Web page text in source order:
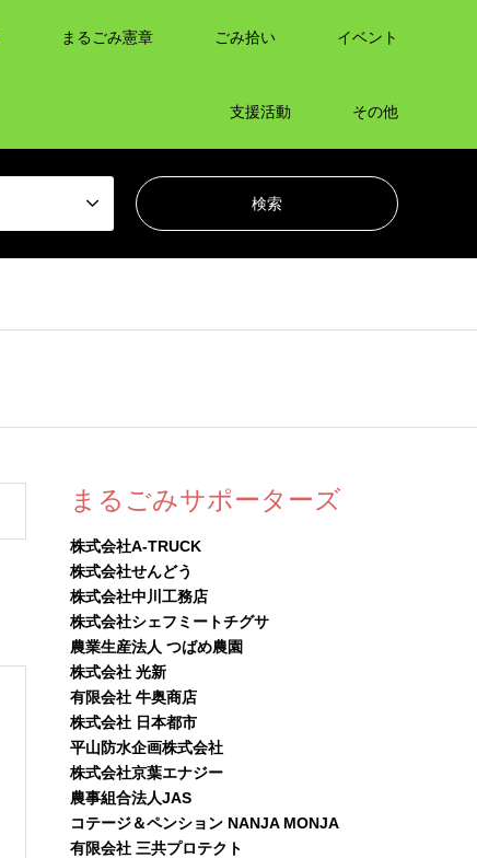
まるごみ憲章 ごみ拾い イベント
支援活動 その他
まるごみサポーターズ
株式会社A-TRUCK
株式会社せんどう
株式会社中川工務店
株式会社シェフミートチグサ
農業生産法人 つばめ農園
株式会社 光新
有限会社 牛奥商店
株式会社 日本都市
平山防水企画株式会社
株式会社京葉エナジー
農事組合法人JAS
コテージ＆ペンション NANJA MONJA
有限会社 三共プロテクト